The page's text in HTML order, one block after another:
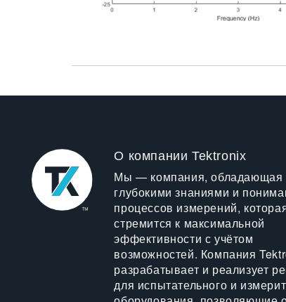
О компании Tektronix
Мы — компания, обладающая
глубокими знаниями и
процессов измерений,
стремится к максимальной
эффективности с учётом
возможностей. Компания
разрабатывает и реализует
для испытательного и